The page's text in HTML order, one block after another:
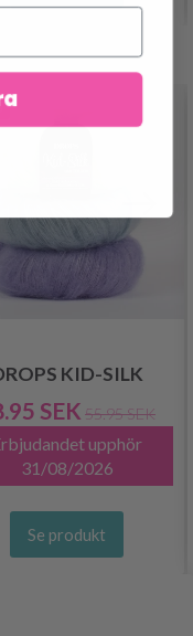
KID-SILK
SEK 55.95 SEK
upphör
31/08/2026
Se produkt